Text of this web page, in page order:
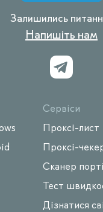
Залишились
Напишіть нам
Сервіси
Проксі-лист
Проксі-
Сканер
Тест
Дізнатися